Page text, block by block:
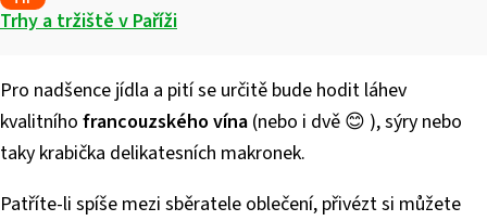
Trhy a tržiště v Paříži
Pro nadšence jídla a pití se určitě bude hodit láhev
kvalitního francouzského vína (nebo i dvě 😊 ), sýry nebo
taky krabička delikatesních makronek.
Patříte-li spíše mezi sběratele oblečení, přivézt si můžete